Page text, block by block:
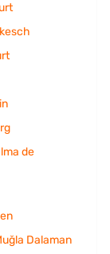
de
Dalaman